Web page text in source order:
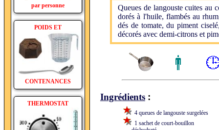
par personne
POIDS ET
CONTENANCES
THERMOSTAT
Queues de langouste cuites au
dorés à l'huile, flambés au
dés de tomate, du piment
décorés avec demi-citrons et
Ingrédients :
4 queues de langouste surgelées
1 sachet de court-bouillon